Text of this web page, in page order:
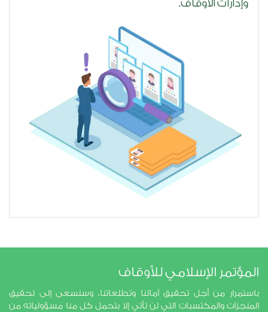
وإدارات الأوقاف.
المؤتمر الإسلامي للأوقاف
باستمرار من أجل تحقيق آمالنا وتطلعاتنا، وسنسعى إلى تحقيق
المنجزات والمكتسبات التي لن تأتي إلا بتحمل كل منا مسؤولياته من